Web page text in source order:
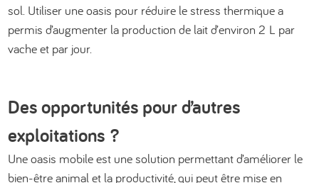
sol. Utiliser une oasis pour réduire le stress thermique a
permis d’augmenter la production de lait d’environ 2 L par
vache et par jour.
Des opportunités pour d’autres
exploitations ?
Une oasis mobile est une solution permettant d’améliorer le
bien-être animal et la productivité, qui peut être mise en